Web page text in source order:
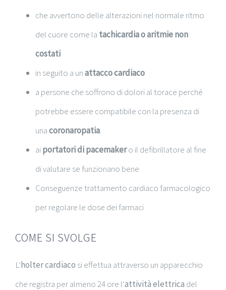
che avvertono delle alterazioni nel normale ritmo
del cuore come la tachicardia o aritmie non
costati
in seguito a unattacco cardiaco
a persone che soffrono di dolori al torace perché
potrebbe essere compatibile con la presenza di
unacoronaropatia.
aiportatori di pacemakero il defibrillatore al fine
di valutare se funzionano bene
Conseguenze trattamento cardiaco farmacologico
per regolare le dose dei farmaci
COME SI SVOLGE
L’holter cardiaco si effettua attraverso un apparecchio
che registra per almeno 24 ore l’attività elettrica del